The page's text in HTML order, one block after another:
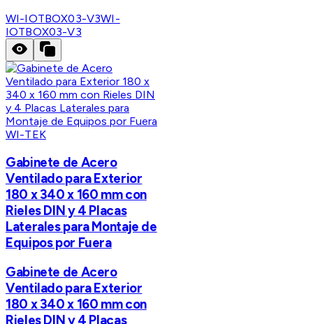
WI-IOTBOX03-V3WI-
IOTBOX03-V3
WI-TEK
Gabinete de Acero
Ventilado para Exterior
180 x 340 x 160 mm con
Rieles DIN y 4 Placas
Laterales para Montaje de
Equipos por Fuera
Gabinete de Acero
Ventilado para Exterior
180 x 340 x 160 mm con
Rieles DIN y 4 Placas